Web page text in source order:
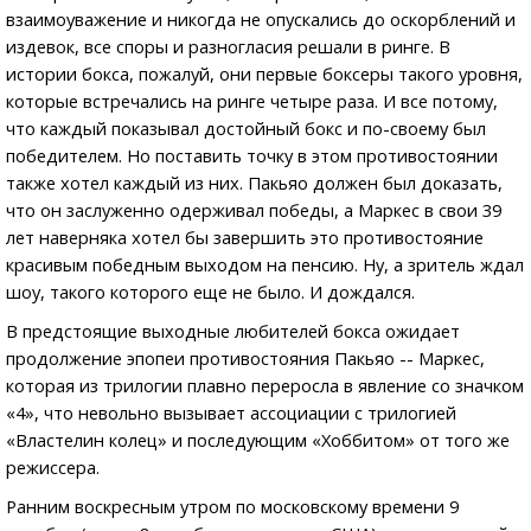
взаимоуважение и никогда не опускались до оскорблений и
издевок, все споры и разногласия решали в ринге. В
истории бокса, пожалуй, они первые боксеры такого уровня,
которые встречались на ринге четыре раза. И все потому,
что каждый показывал достойный бокс и по-своему был
победителем. Но поставить точку в этом противостоянии
также хотел каждый из них. Пакьяо должен был доказать,
что он заслуженно одерживал победы, а Маркес в свои 39
лет наверняка хотел бы завершить это противостояние
красивым победным выходом на пенсию. Ну, а зритель ждал
шоу, такого которого еще не было. И дождался.
В предстоящие выходные любителей бокса ожидает
продолжение эпопеи противостояния Пакьяо -- Маркес,
которая из трилогии плавно переросла в явление со значком
«4», что невольно вызывает ассоциации с трилогией
«Властелин колец» и последующим «Хоббитом» от того же
режиссера.
Ранним воскресным утром по московскому времени 9